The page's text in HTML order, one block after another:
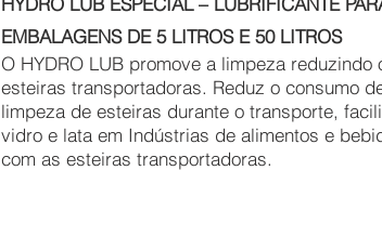
EMBALAGENS DE 5 LITROS E 50 LITROS
O HYDRO LUB promove a limpeza
esteiras transportadoras. Reduz o consumo
limpeza de esteiras durante o transporte,
vidro e lata em Indústrias de alimentos e
com as esteiras transportadoras.